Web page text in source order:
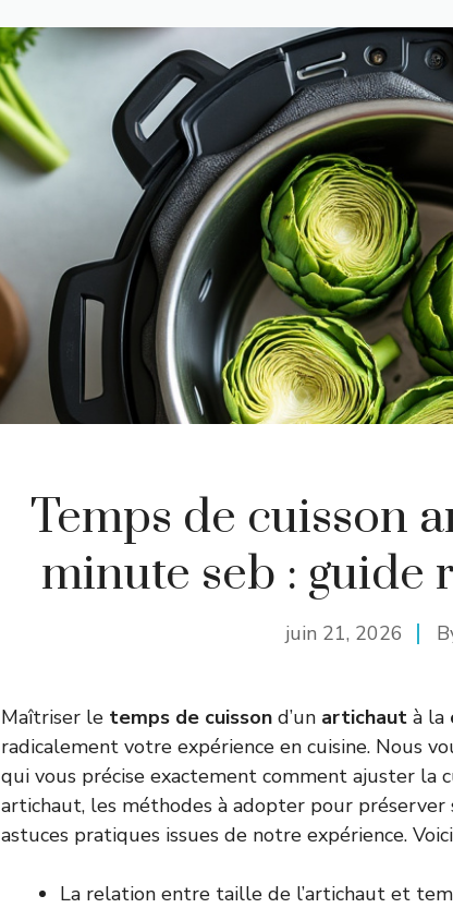
Temps de cuisson
minute seb : guide
juin 21, 2026
Maîtriser le temps de cuisson d’un artichaut à la
radicalement votre expérience en cuisine. Nous
qui vous précise exactement comment ajuster la
artichaut, les méthodes à adopter pour
astuces pratiques issues de notre expérience.
La relation entre taille de l’artichaut et